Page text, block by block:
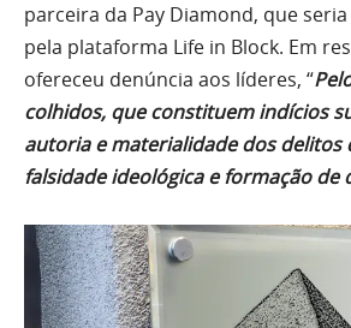
parceira da Pay Diamond, que
pela plataforma Life in Block. Em
ofereceu denúncia aos líderes, “
colhidos, que constituem indícios
autoria e materialidade dos delitos
falsidade ideológica e formação de